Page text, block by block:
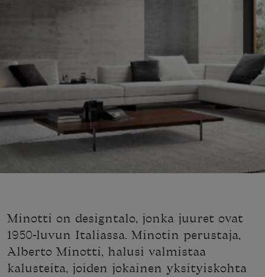
Minotti on designtalo, jonka juuret ovat
1950-luvun Italiassa. Minotin perustaja,
Alberto Minotti, halusi valmistaa
kalusteita, joiden jokainen yksityiskohta